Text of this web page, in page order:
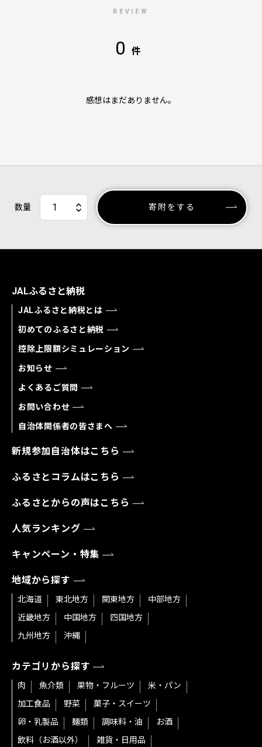
REVIEW
0 件
感想はまだありません。
数量 寄附をする
JALふるさと納税
JALふるさと納税とは
初めてのふるさと納税
控除上限額シミュレーション
お知らせ
よくあるご質問
お問い合わせ
自治体関係者の皆さまへ
新規参加自治体はこちら
ふるさとコラムはこちら
ふるさとからの声はこちら
人気ランキング
キャンペーン・特集
地域から探す
北海道 東北地方 関東地方
中部地方
近畿地方
中国地方
四国地方
九州地方
沖縄
カテゴリから探す
肉 魚介類 果物・フルーツ
米・パン
加工食品
野菜
菓子・スイーツ
卵・乳製品
麺類 調味料・油
お酒
飲料（お酒以外）
雑貨・日用品